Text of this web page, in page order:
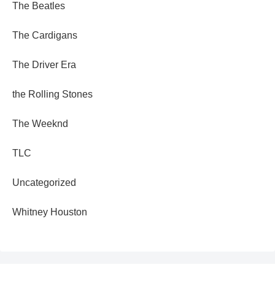
The Beatles
The Cardigans
The Driver Era
the Rolling Stones
The Weeknd
TLC
Uncategorized
Whitney Houston